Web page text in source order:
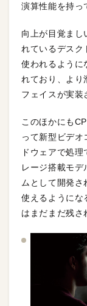
演算性能を持っ
向上が目覚まし
れているデスク
使われるように
れており、より
フェイスが実装
このほかにも
って新型ビデ
ドウェアで処
レージ搭載モ
ムとして開発
使えるようにな
はまだまだ残さ